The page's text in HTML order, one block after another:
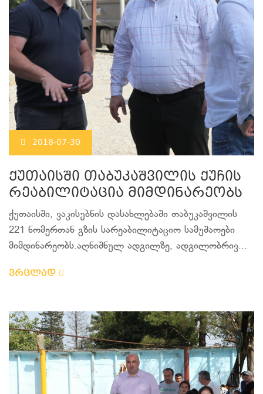
2018-07-30
ქუთაისში თაბუკაშვილის ქუჩის
რეაბილიტაცია მიმდინარეობს
ქუთაისში, ვაკისუბნის დასახლებაში თაბუკაშვილის
221 ნომერთან გზის სარეაბილიტაციო სამუშაოები
მიმდინარეობს.აღნიშნულ ადგილზე, ადგილობრივ...
ვრცლად